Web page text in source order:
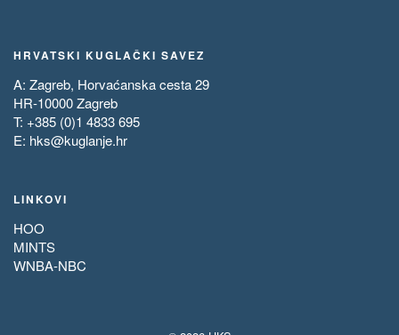
HRVATSKI KUGLAČKI SAVEZ
A: Zagreb, Horvaćanska cesta 29
HR-10000 Zagreb
T: +385 (0)1 4833 695
E: hks@kuglanje.hr
LINKOVI
HOO
MINTS
WNBA-NBC